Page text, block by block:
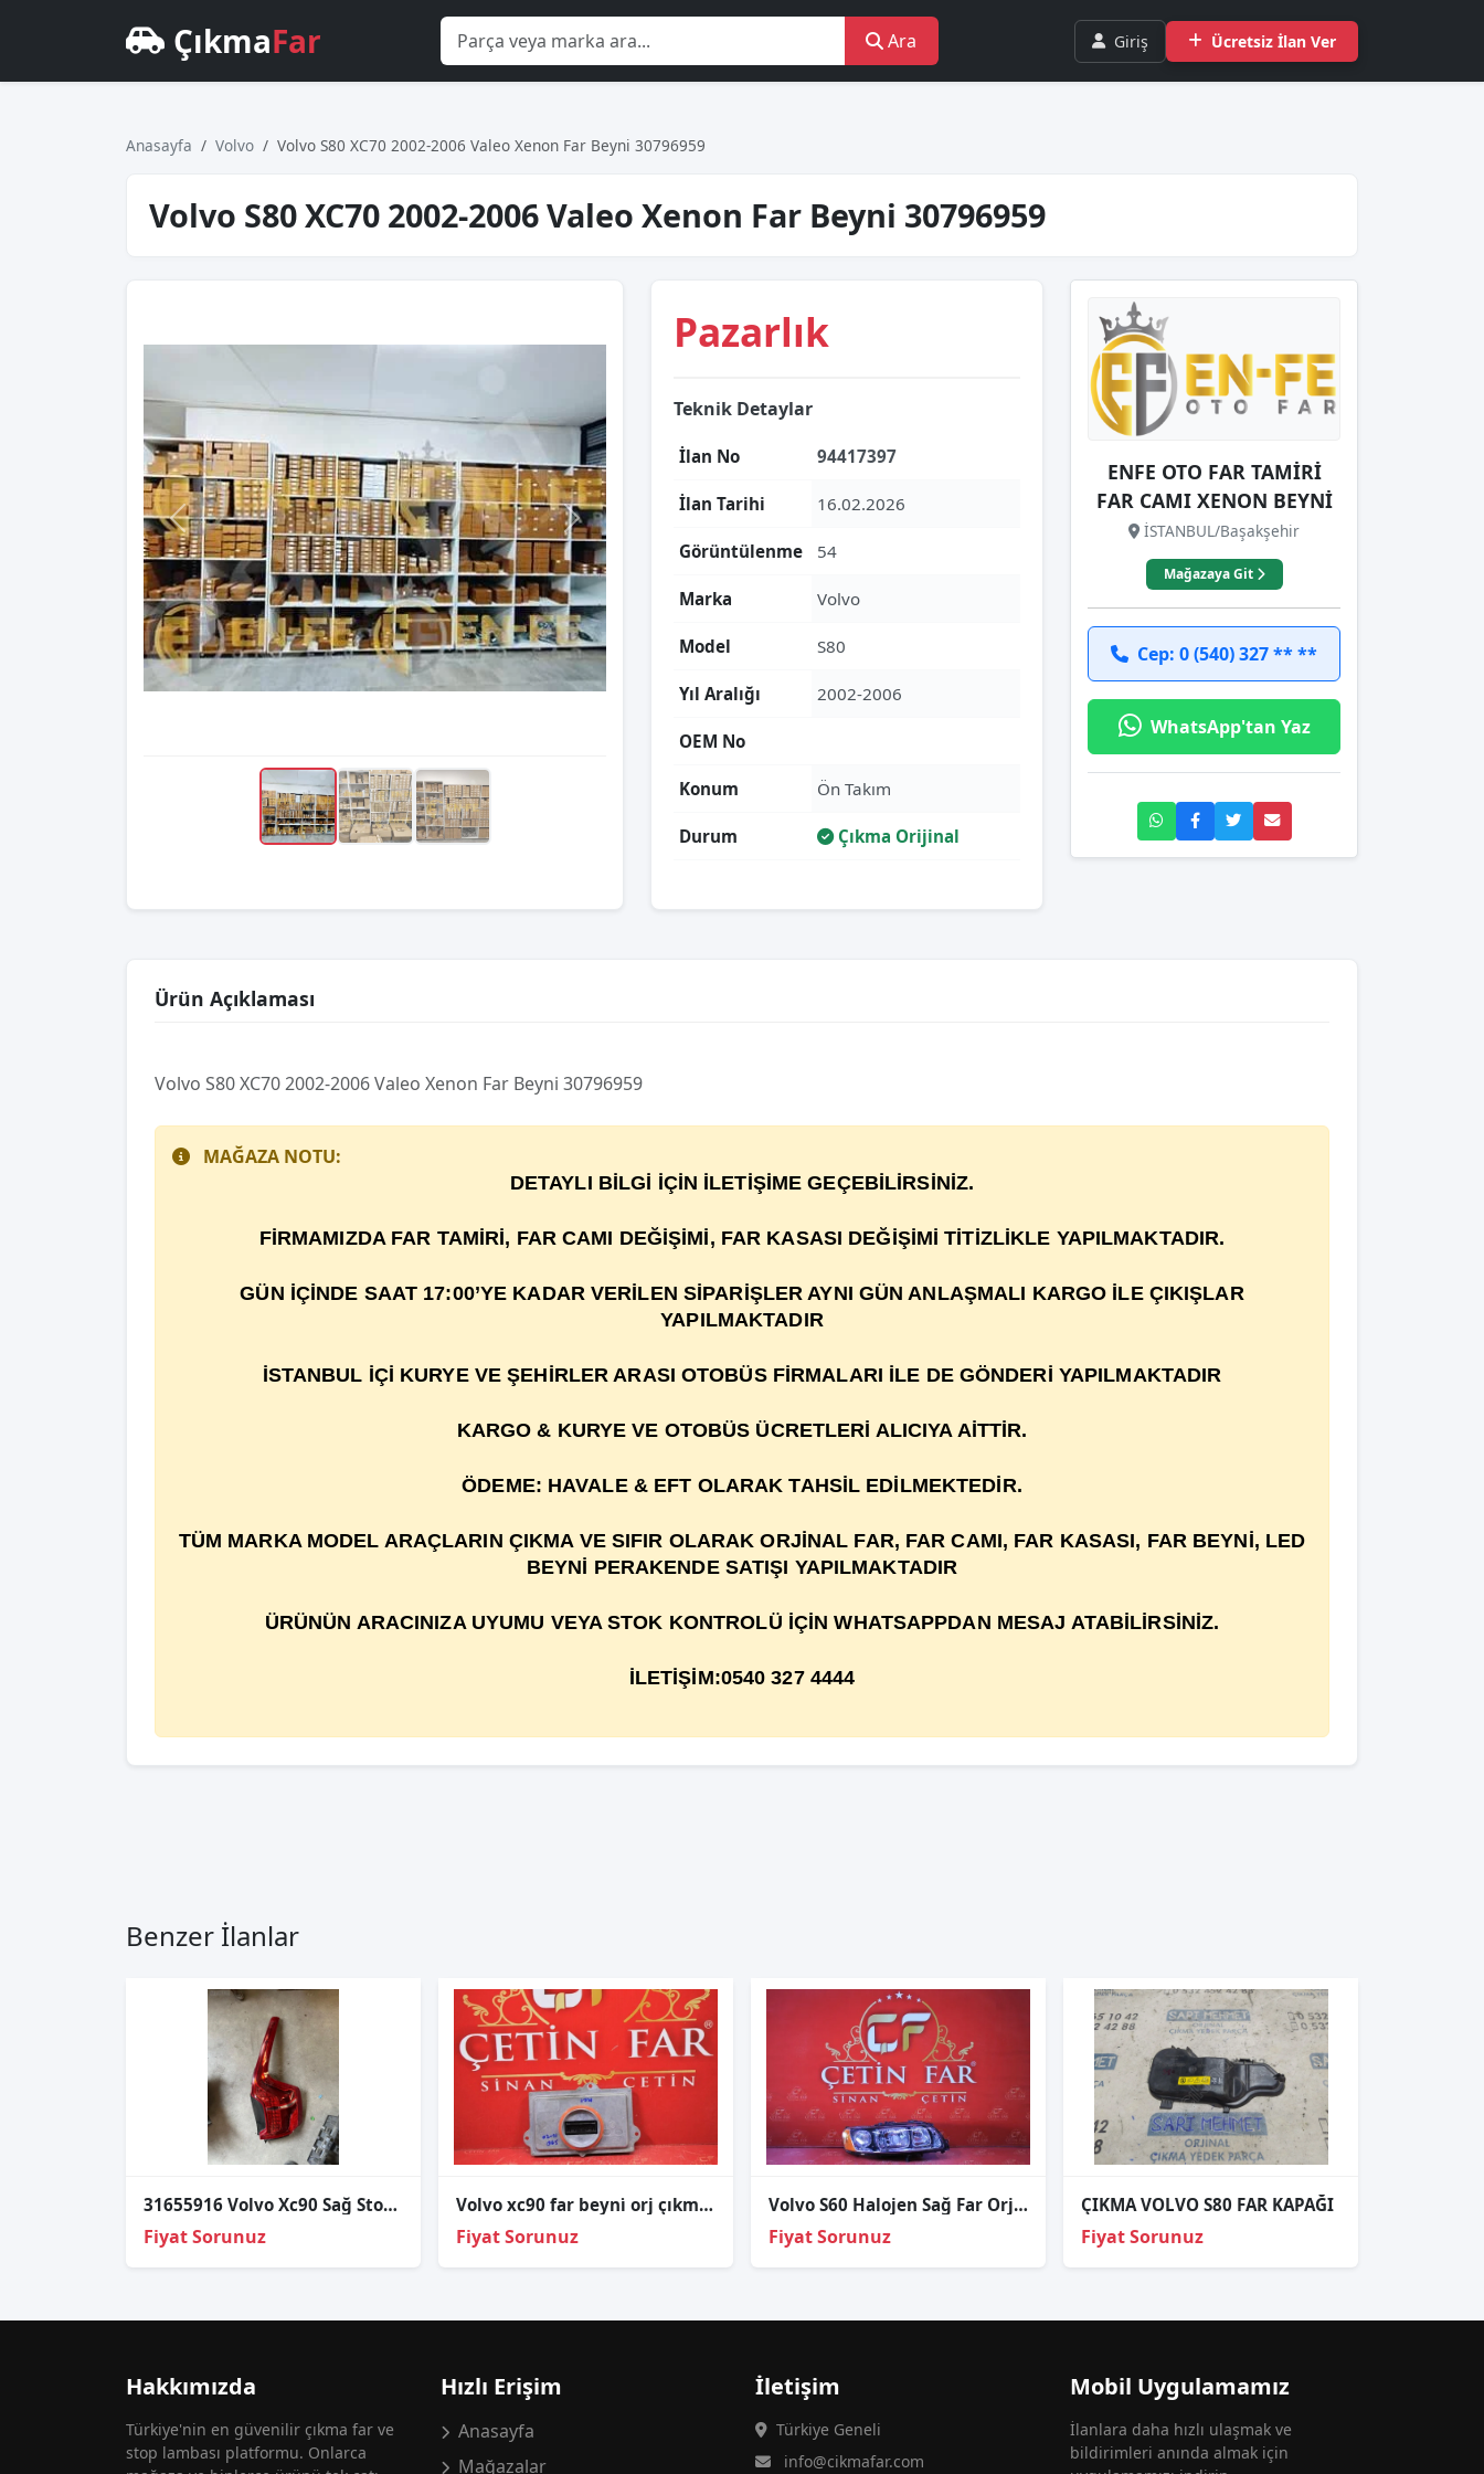
ÇıkmaFar Ara Giriş Ücretsiz İlan Ver
Anasayfa Volvo Volvo S80 XC70 2002-2006 Valeo Xenon Far Beyni 30796959
Volvo S80 XC70 2002-2006 Valeo Xenon Far Beyni 30796959
Pazarlık
Teknik Detaylar
İlan No 94417397
İlan Tarihi 16.02.2026
Görüntülenme 54
Marka Volvo
Model S80
Yıl Aralığı 2002-2006
OEM No
Konum Ön Takım
Durum Çıkma Orijinal
ENFE OTO FAR TAMİRİ
FAR CAMI XENON BEYNİ
İSTANBUL/Başakşehir
Mağazaya Git
Cep: 0 (540) 327 ** **
WhatsApp'tan Yaz
Ürün Açıklaması
Volvo S80 XC70 2002-2006 Valeo Xenon Far Beyni 30796959
MAĞAZA NOTU:
DETAYLI BİLGİ İÇİN İLETİŞİME GEÇEBİLİRSİNİZ.
FİRMAMIZDA FAR TAMİRİ, FAR CAMI DEĞİŞİMİ, FAR KASASI DEĞİŞİMİ TİTİZLİKLE YAPILMAKTADIR.
GÜN İÇİNDE SAAT 17:00’YE KADAR VERİLEN SİPARİŞLER AYNI GÜN ANLAŞMALI KARGO İLE ÇIKIŞLAR
YAPILMAKTADIR
İSTANBUL İÇİ KURYE VE ŞEHİRLER ARASI OTOBÜS FİRMALARI İLE DE GÖNDERİ YAPILMAKTADIR
KARGO & KURYE VE OTOBÜS ÜCRETLERİ ALICIYA AİTTİR.
ÖDEME: HAVALE & EFT OLARAK TAHSİL EDİLMEKTEDİR.
TÜM MARKA MODEL ARAÇLARIN ÇIKMA VE SIFIR OLARAK ORJİNAL FAR, FAR CAMI, FAR KASASI, FAR BEYNİ, LED
BEYNİ PERAKENDE SATIŞI YAPILMAKTADIR
ÜRÜNÜN ARACINIZA UYUMU VEYA STOK KONTROLÜ İÇİN WHATSAPPDAN MESAJ ATABİLİRSİNİZ.
İLETİŞİM:0540 327 4444
Benzer İlanlar
31655916 Volvo Xc90 Sağ Stop Full Led 2015-2024
Fiyat Sorunuz
Volvo xc90 far beyni̇ orj çıkma 2015 31395945
Fiyat Sorunuz
Volvo S60 Halojen Sağ Far Orj Çıkma 2004-2010
Fiyat Sorunuz
ÇIKMA VOLVO S80 FAR KAPAĞI
Fiyat Sorunuz
Hakkımızda
Türkiye'nin en güvenilir çıkma far ve
stop lambası platformu. Onlarca
Hızlı Erişim
Anasayfa
Mağazalar
İletişim
Türkiye Geneli
info@cikmafar.com
Mobil Uygulamamız
İlanlara daha hızlı ulaşmak ve
bildirimleri anında almak için